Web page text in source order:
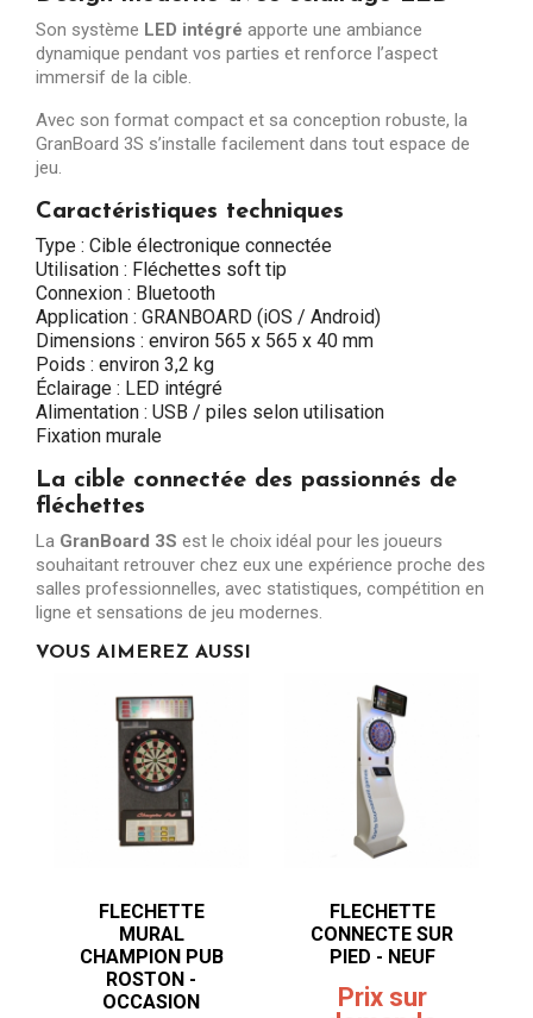
Son système LED intégré apporte une ambiance
dynamique pendant vos parties et renforce l’aspect
immersif de la cible.
Avec son format compact et sa conception robuste, la
GranBoard 3S s’installe facilement dans tout espace de
jeu.
Caractéristiques techniques
Type : Cible électronique connectée
Utilisation : Fléchettes soft tip
Connexion : Bluetooth
Application : GRANBOARD (iOS / Android)
Dimensions : environ 565 x 565 x 40 mm
Poids : environ 3,2 kg
Éclairage : LED intégré
Alimentation : USB / piles selon utilisation
Fixation murale
La cible connectée des passionnés de
fléchettes
La GranBoard 3S est le choix idéal pour les joueurs
souhaitant retrouver chez eux une expérience proche des
salles professionnelles, avec statistiques, compétition en
ligne et sensations de jeu modernes.
VOUS AIMEREZ AUSSI
FLECHETTE
MURAL
CHAMPION PUB
ROSTON -
OCCASION
FLECHETTE
CONNECTE SUR
PIED - NEUF
Prix sur